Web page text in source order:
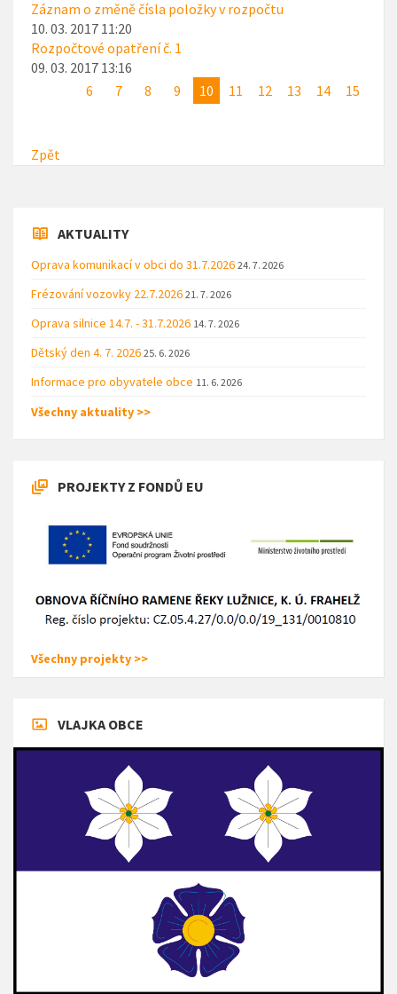
Záznam o změně čísla položky v rozpočtu
10. 03. 2017 11:20
Rozpočtové opatření č. 1
09. 03. 2017 13:16
6
7 8 9 10 11 12 13 14 15
Zpět
AKTUALITY
Oprava komunikací v obci do 31.7.2026 24. 7. 2026
Frézování vozovky 22.7.2026 21. 7. 2026
Oprava silnice 14.7. - 31.7.2026 14. 7. 2026
Dětský den 4. 7. 2026 25. 6. 2026
Informace pro obyvatele obce 11. 6. 2026
Všechny aktuality >>
PROJEKTY Z FONDŮ EU
Všechny projekty >>
VLAJKA OBCE